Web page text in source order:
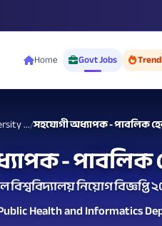
Home Govt Jobs
.../সহযোগী অধ্যাপক - পাবলিক
- পাবলিক
নিয়োগ বিজ্ঞপ্তি
Health and Informatics